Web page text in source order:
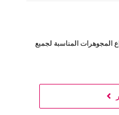
المجوهرات المناسبة لجميع